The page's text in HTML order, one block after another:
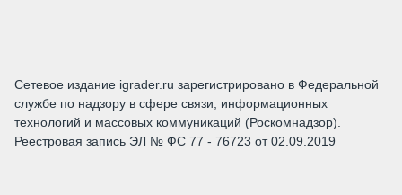
Сетевое издание igrader.ru зарегистрировано в Федеральной
службе по надзору в сфере связи, информационных
технологий и массовых коммуникаций (Роскомнадзор).
Реестровая запись ЭЛ № ФС 77 - 76723 от 02.09.2019